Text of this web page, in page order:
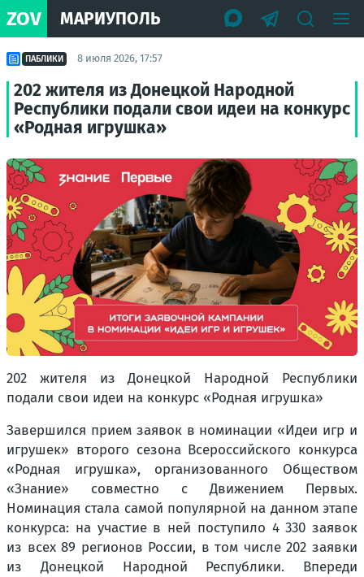
ZOV МАРИУПОЛЬ
ПАБЛИКИ 8 июля 2026, 17:57
202 жителя из Донецкой Народной
Республики подали свои идеи на конкурс
«Родная игрушка»
202 жителя из Донецкой Народной Республики
подали свои идеи на конкурс «Родная игрушка»
Завершился прием заявок в номинации «Идеи игр и
игрушек» второго сезона Всероссийского конкурса
«Родная игрушка», организованного Обществом
«Знание» совместно с Движением Первых.
Номинация стала самой популярной на данном этапе
конкурса: на участие в ней поступило 4 330 заявок
из всех 89 регионов России, в том числе 202 заявки
из Донецкой Народной Республики. Впереди